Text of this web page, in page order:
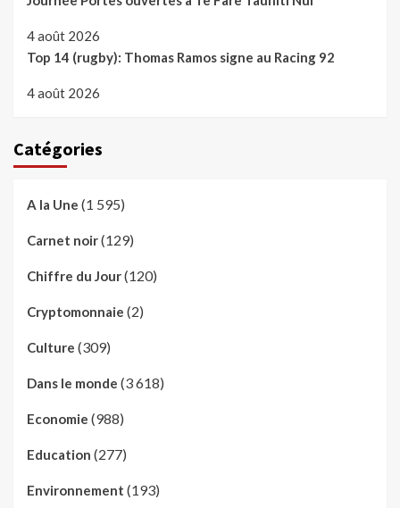
4 août 2026
Top 14 (rugby): Thomas Ramos signe au Racing 92
4 août 2026
Catégories
A la Une (1 595)
Carnet noir(129)
Chiffre du Jour(120)
Cryptomonnaie (2)
Culture (309)
Dans le monde (3 618)
Economie (988)
Education (277)
Environnement (193)